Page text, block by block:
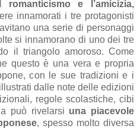
e l’amicizia,
innamorati i tre protagonisti
una serie di personaggi
si innamorano di uno dei tre
il triangolo amoroso. Come
questo è una vera e propria
con le sue tradizioni e i
dalle note delle edizioni
regole scolastiche, cibi
può rivelarsi una piacevole
, spesso molto diversa